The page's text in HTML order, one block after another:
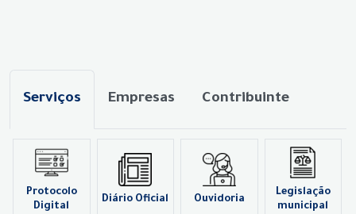
Serviços Empresas Contribuinte
Protocolo
Digital
Diário Oficial Ouvidoria
Legislação
municipal